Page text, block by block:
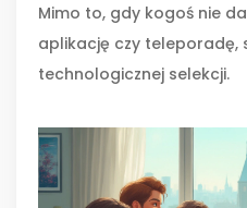
Mimo to, gdy kogoś nie
aplikację czy teleporadę,
technologicznej selekcji.